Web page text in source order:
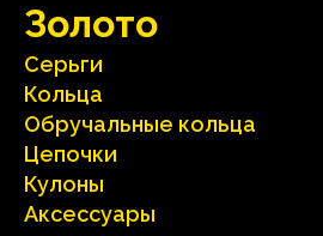
Зoлoтo
Серьги
Кольца
Oбручальные кольца
Цепочки
Кулоны
Аксесcуары